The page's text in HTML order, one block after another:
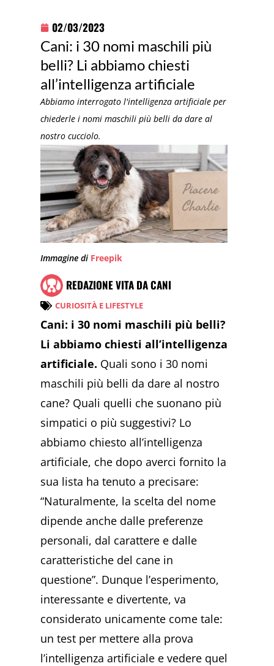
02/03/2023
Cani: i 30 nomi maschili più
belli? Li abbiamo chiesti
all’intelligenza artificiale
Abbiamo interrogato l'intelligenza artificiale per
chiederle i nomi maschili più belli da dare al
nostro cucciolo.
Immagine di Freepik
REDAZIONE VITA DA CANI
CURIOSITÀ E LIFESTYLE
Cani: i 30 nomi maschili più belli?
Li abbiamo chiesti all’intelligenza
artificiale. Quali sono i 30 nomi
maschili più belli da dare al nostro
cane? Quali quelli che suonano più
simpatici o più suggestivi? Lo
abbiamo chiesto all’intelligenza
artificiale, che dopo averci fornito la
sua lista ha tenuto a precisare:
“Naturalmente, la scelta del nome
dipende anche dalle preferenze
personali, dal carattere e dalle
caratteristiche del cane in
questione”. Dunque l’esperimento,
interessante e divertente, va
considerato unicamente come tale:
un test per mettere alla prova
l’intelligenza artificiale e vedere quel